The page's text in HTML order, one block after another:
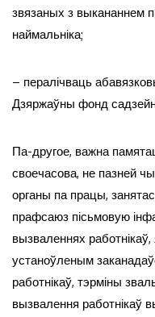
звязаных з выкананнем
наймальніка;
– пералічваць
Дзяржаўны фонд
Па-другое, важна
своечасова, не пазней
органы па працы,
прафсаюз пісьмовую
вызваленнях
устаноўленым
работнікаў, тэрміны
вызвалення работнікаў